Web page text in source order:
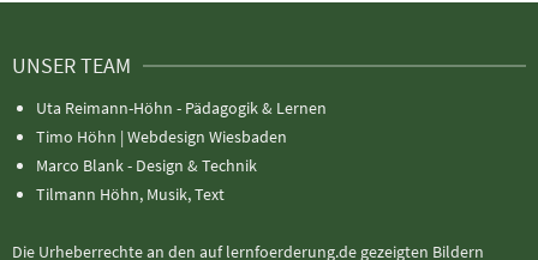
UNSER TEAM
Uta Reimann-Höhn - Pädagogik & Lernen
Timo Höhn | Webdesign Wiesbaden
Marco Blank - Design & Technik
Tilmann Höhn, Musik, Text
Die Urheberrechte an den auf lernfoerderung.de gezeigten Bildern